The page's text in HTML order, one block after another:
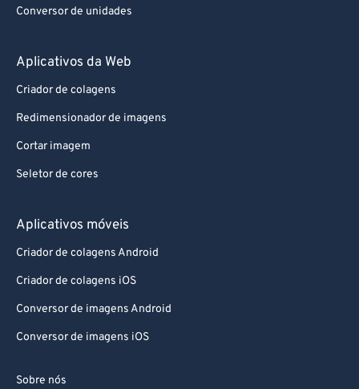
Conversor de unidades
Aplicativos da Web
Criador de colagens
Redimensionador de imagens
Cortar imagem
Seletor de cores
Aplicativos móveis
Criador de colagens Android
Criador de colagens iOS
Conversor de imagens Android
Conversor de imagens iOS
Sobre nós